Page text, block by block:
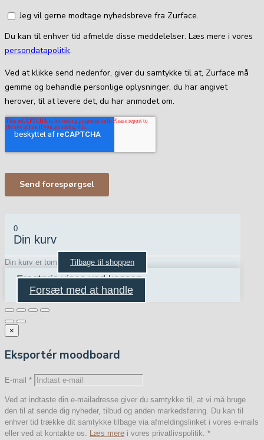
0
Din kurv
Din kurv er tom Tilbage til shoppen
Fragtpris vises ved kassen
Forsæt med at handle
×
Eksportér moodboard
E-mail *
Ved at indtaste din e-mailadresse giver du samtykke til, at vi må bruge
den til at sende dig nyheder, tilbud og anden markedsføring. Du kan til
enhver tid trække dit samtykke tilbage via afmeldingslinket i vores e-mails
eller ved at kontakte os.
Læs mere i vores privatlivspolitik. *